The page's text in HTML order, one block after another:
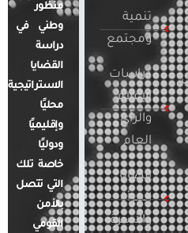
تنمية
ومجتمع
دراسات
الإعلام
والرأي
العام
قضايا
المرأة
والأسرة
منظور
وطني في
دراسة
القضايا
الاستراتيجية
محليًا
وإقليميًا
ودوليًا
خاصة تلك
التي تتصل
بالأمن
القومي